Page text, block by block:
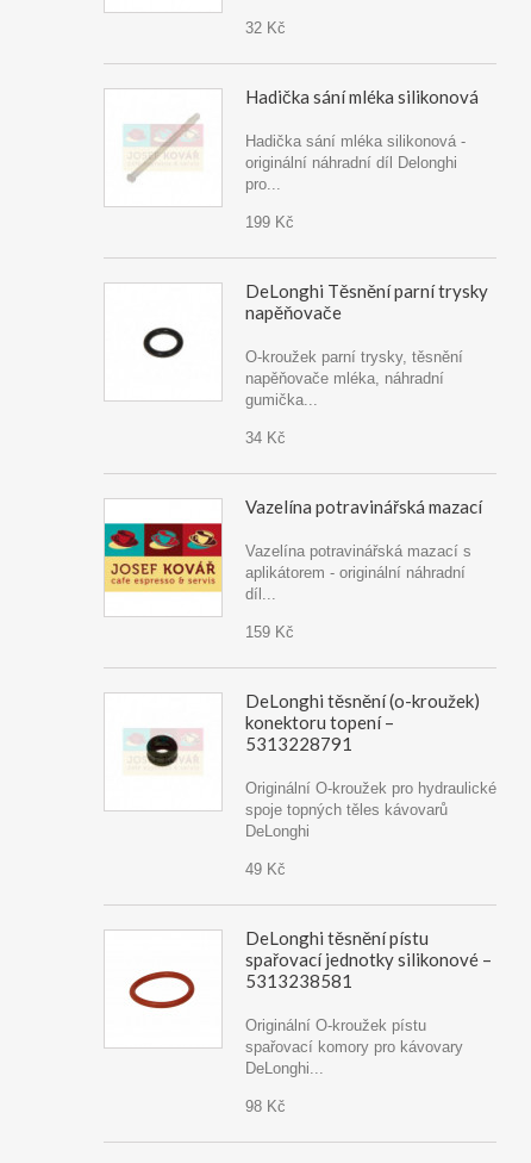
32 Kč
Hadička sání mléka silikonová
Hadička sání mléka silikonová -
originální náhradní díl Delonghi
pro...
199 Kč
DeLonghi Těsnění parní trysky
napěňovače
O-kroužek parní trysky, těsnění
napěňovače mléka, náhradní
gumička...
34 Kč
Vazelína potravinářská mazací
Vazelína potravinářská mazací s
aplikátorem - originální náhradní
díl...
159 Kč
DeLonghi těsnění (o-kroužek)
konektoru topení –
5313228791
Originální O-kroužek pro hydraulické
spoje topných těles kávovarů
DeLonghi
49 Kč
DeLonghi těsnění pístu
spařovací jednotky silikonové –
5313238581
Originální O-kroužek pístu
spařovací komory pro kávovary
DeLonghi...
98 Kč